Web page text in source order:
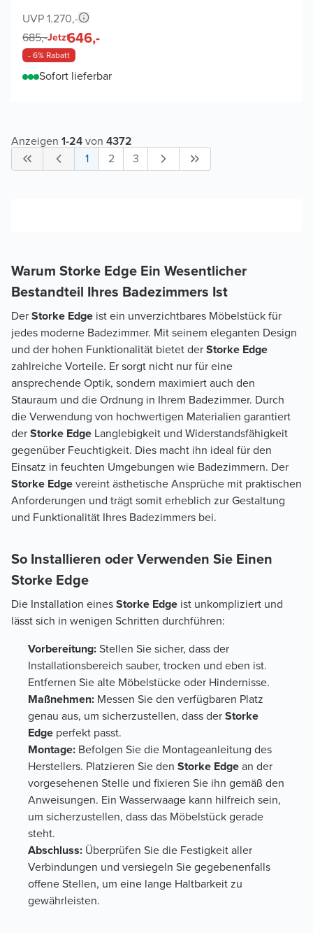
UVP 1.270,-
685,-Jetzt646,-
- 6% Rabatt
Sofort lieferbar
Anzeigen 1-24von 4372
1
2 3
Warum Storke Edge Ein Wesentlicher
Bestandteil Ihres Badezimmers Ist
DerStorke Edge ist ein unverzichtbares Möbelstück für
jedes moderne Badezimmer. Mit seinem eleganten Design
und der hohen Funktionalität bietet derStorke Edge
zahlreiche Vorteile. Er sorgt nicht nur für eine
ansprechende Optik, sondern maximiert auch den
Stauraum und die Ordnung in Ihrem Badezimmer. Durch
die Verwendung von hochwertigen Materialien garantiert
derStorke Edge Langlebigkeit und Widerstandsfähigkeit
gegenüber Feuchtigkeit. Dies macht ihn ideal für den
Einsatz in feuchten Umgebungen wie Badezimmern. Der
Storke Edgevereint ästhetische Ansprüche mit praktischen
Anforderungen und trägt somit erheblich zur Gestaltung
und Funktionalität Ihres Badezimmers bei.
So Installieren oder Verwenden Sie Einen
Storke Edge
Die Installation einesStorke Edge ist unkompliziert und
lässt sich in wenigen Schritten durchführen:
Vorbereitung:Stellen Sie sicher, dass der
Installationsbereich sauber, trocken und eben ist.
Entfernen Sie alte Möbelstücke oder Hindernisse.
Maßnehmen: Messen Sie den verfügbaren Platz
genau aus, um sicherzustellen, dass derStorke
Edge perfekt passt.
Montage: Befolgen Sie die Montageanleitung des
Herstellers. Platzieren Sie den Storke Edgean der
vorgesehenen Stelle und fixieren Sie ihn gemäß den
Anweisungen. Ein Wasserwaage kann hilfreich sein,
um sicherzustellen, dass das Möbelstück gerade
steht.
Abschluss: Überprüfen Sie die Festigkeit aller
Verbindungen und versiegeln Sie gegebenenfalls
offene Stellen, um eine lange Haltbarkeit zu
gewährleisten.